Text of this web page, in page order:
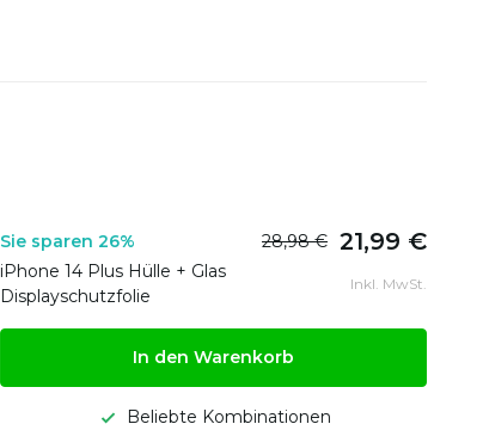
Sie sparen 26% 28,98 € 21,99 €
iPhone 14 Plus Hülle + Glas
Displayschutzfolie
Inkl. MwSt.
In den Warenkorb
Beliebte Kombinationen